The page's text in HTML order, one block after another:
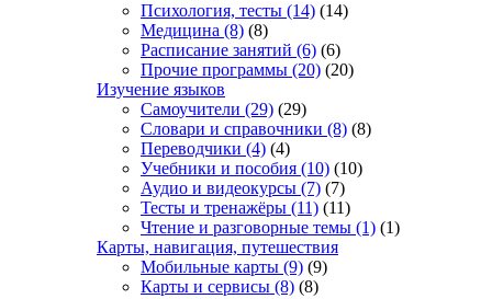
Психология, тесты (14) (14)
Медицина (8) (8)
Расписание занятий (6) (6)
Прочие программы (20) (20)
Изучение языков
Самоучители (29) (29)
Словари и справочники (8) (8)
Переводчики (4) (4)
Учебники и пособия (10) (10)
Аудио и видеокурсы (7) (7)
Тесты и тренажёры (11) (11)
Чтение и разговорные темы (1) (1)
Карты, навигация, путешествия
Мобильные карты (9) (9)
Карты и сервисы (8) (8)